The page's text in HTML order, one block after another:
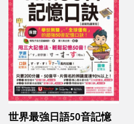
世界最強日語50音記憶